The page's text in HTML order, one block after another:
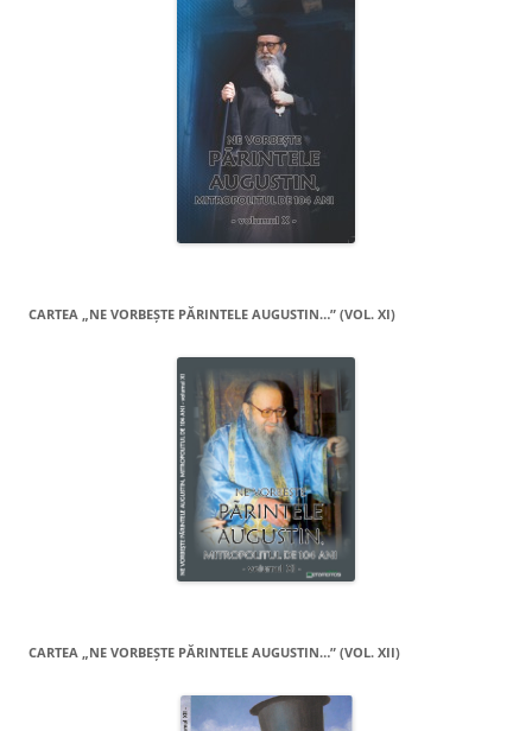
CARTEA „NE VORBEŞTE PĂRINTELE AUGUSTIN…” (VOL. XI)
CARTEA „NE VORBEŞTE PĂRINTELE AUGUSTIN…” (VOL. XII)